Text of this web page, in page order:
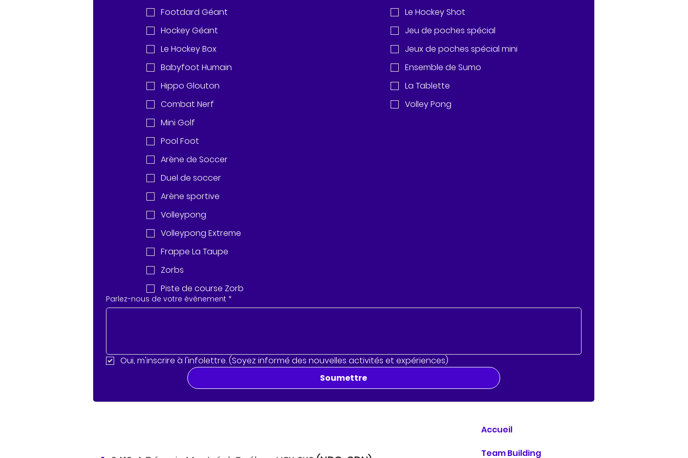
Footdard Géant
Hockey Géant
Le Hockey Box
Babyfoot Humain
Hippo Glouton
Combat Nerf
Mini Golf
Pool Foot
Arène de Soccer
Duel de soccer
Arène sportive
Volleypong
Volleypong Extreme
Frappe La Taupe
Zorbs
Piste de course Zorb
Le Hockey Shot
Jeu de poches spécial
Jeux de poches spécial mini
Ensemble de Sumo
La Tablette
Volley Pong
Parlez-nous de votre événement *
Oui, m'inscrire à l'infolettre. (Soyez informé des nouvelles activités et expériences)
Soumettre
Accueil
Team Building